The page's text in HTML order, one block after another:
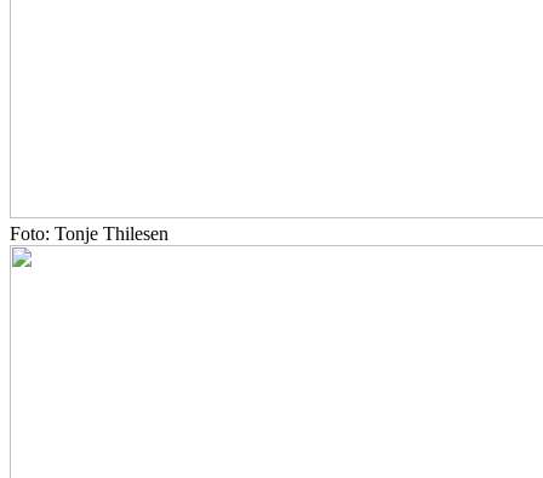
Foto: Tonje Thilesen